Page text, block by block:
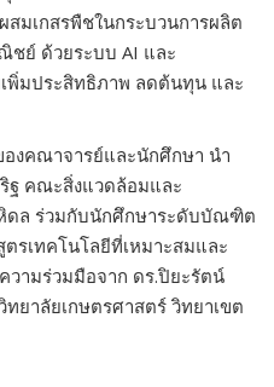
มเกสรพืชในกระบวนการผลิต
ชย์ ด้วยระบบ AI และ
พิ่มประสิทธิภาพ ลดต้นทุน และ
องคณาจารย์และนักศึกษา นำ
ฐ คณะสิ่งแวดล้อมและ
ดล ร่วมกับนักศึกษาระดับบัณฑิต
เทคโนโลยีที่เหมาะสมและ
วามร่วมมือจาก ดร.ปิยะรัตน์
ยาลัยเกษตรศาสตร์ วิทยาเขต